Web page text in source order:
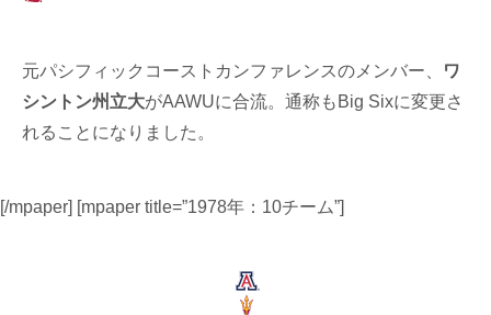
元パシフィックコーストカンファレンスのメンバー、
ワ
シントン州立大がAAWUに合流。通称もBig Sixに変更さ
れることになりました。
[/mpaper] [mpaper title=”1978年：10チーム”]